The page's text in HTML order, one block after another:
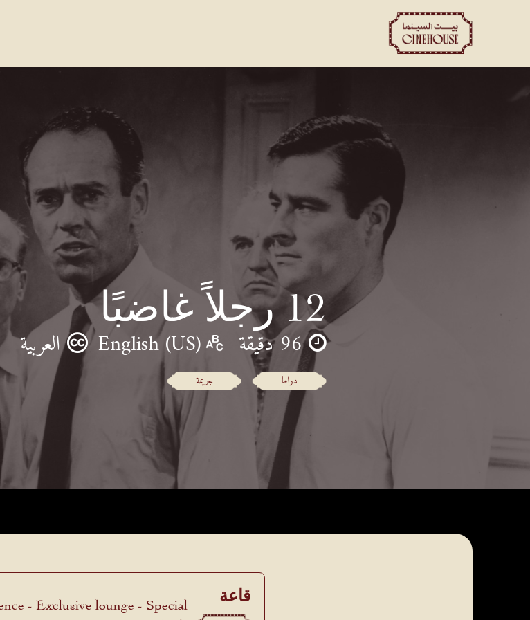
12 رجلاً غاضبًا
96 دقيقة English (US) العربية
دراما جريمة
قاعة
- Exclusive lounge - Special
menu.